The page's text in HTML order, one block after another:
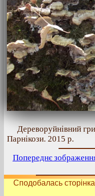
Дереворуйнівний
Парнікози. 2015 р.
Попереднє
Сподобалась